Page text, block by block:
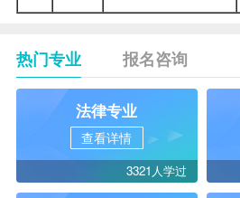
热门专业 报名咨询
法律专业
查看详情
3321人学过